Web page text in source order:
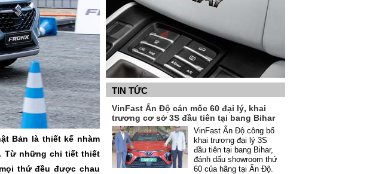
Bản là thiết kế nhàm
Từ những chi tiết thiết
thứ đều được chau
TIN TỨC
VinFast Ấn Độ cán mốc 60 đại lý, khai
trương cơ sở 3S đầu tiên tại bang Bihar
VinFast Ấn Độ công bố
khai trương đại lý 3S
đầu tiên tại bang Bihar,
đánh dấu showroom thứ
60 của hãng tại Ấn Độ.